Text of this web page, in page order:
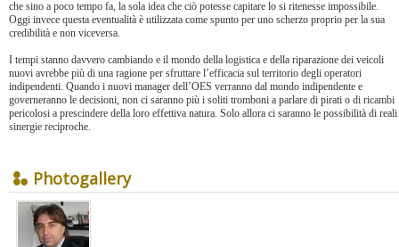
che sino a poco tempo fa, la sola idea che ciò potesse capitare lo si ritenesse impossibile.
Oggi invece questa eventualità è utilizzata come spunto per uno scherzo proprio per la sua
credibilità e non viceversa.
I tempi stanno davvero cambiando e il mondo della logistica e della riparazione dei veicoli
nuovi avrebbe più di una ragione per sfruttare l’efficacia sul territorio degli operatori
indipendenti. Quando i nuovi manager dell’OES verranno dal mondo indipendente e
governeranno le decisioni, non ci saranno più i soliti tromboni a parlare di pirati o di ricambi
pericolosi a prescindere della loro effettiva natura. Solo allora ci saranno le possibilità di reali
sinergie reciproche.
Photogallery